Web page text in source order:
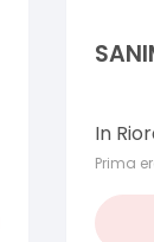
In
Prima